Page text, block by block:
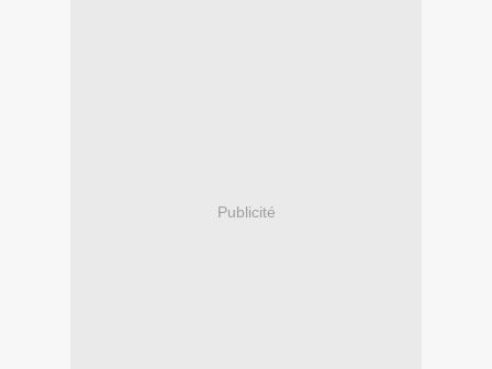
Publicité